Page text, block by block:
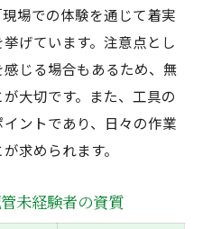
場での体験を通じて着実
げています。注意点とし
じる場合もあるため、無
大切です。また、工具の
ントであり、日々の作業
求められます。
未経験者の資質